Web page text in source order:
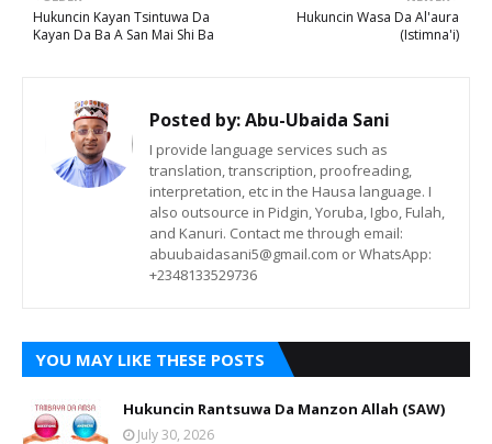
Hukuncin Wasa Da Al'aura
(Istimna'i)
Hukuncin Kayan Tsintuwa Da
Kayan Da Ba A San Mai Shi Ba
Posted by:Abu-Ubaida Sani
I provide language services such as
translation, transcription, proofreading,
interpretation, etc in the Hausa language. I
also outsource in Pidgin, Yoruba, Igbo, Fulah,
and Kanuri. Contact me through email:
abuubaidasani5@gmail.com or WhatsApp:
+2348133529736
YOU MAY LIKE THESE POSTS
Hukuncin Rantsuwa Da Manzon Allah (SAW)
July 30, 2026